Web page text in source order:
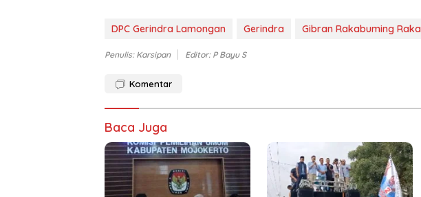
DPC Gerindra Lamongan Gerindra Gibran Rakabuming Raka
Penulis: Karsipan Editor: P Bayu S
Komentar
Baca Juga